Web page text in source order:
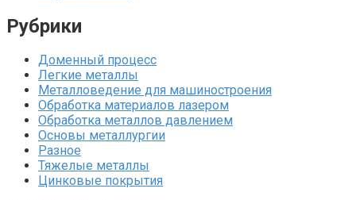
Рубрики
Доменный процесс
Легкие металлы
Металловедение для машиностроения
Обработка материалов лазером
Обработка металлов давлением
Основы металлургии
Разное
Тяжелые металлы
Цинковые покрытия